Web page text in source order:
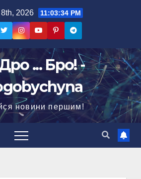
2026 11:03:35 PM
... Бро! -
новини першим!